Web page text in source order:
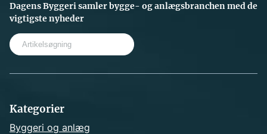
Dagens Byggeri samler bygge- og anlægsbranchen med de
vigtigste nyheder
Kategorier
Byggeri og anlæg